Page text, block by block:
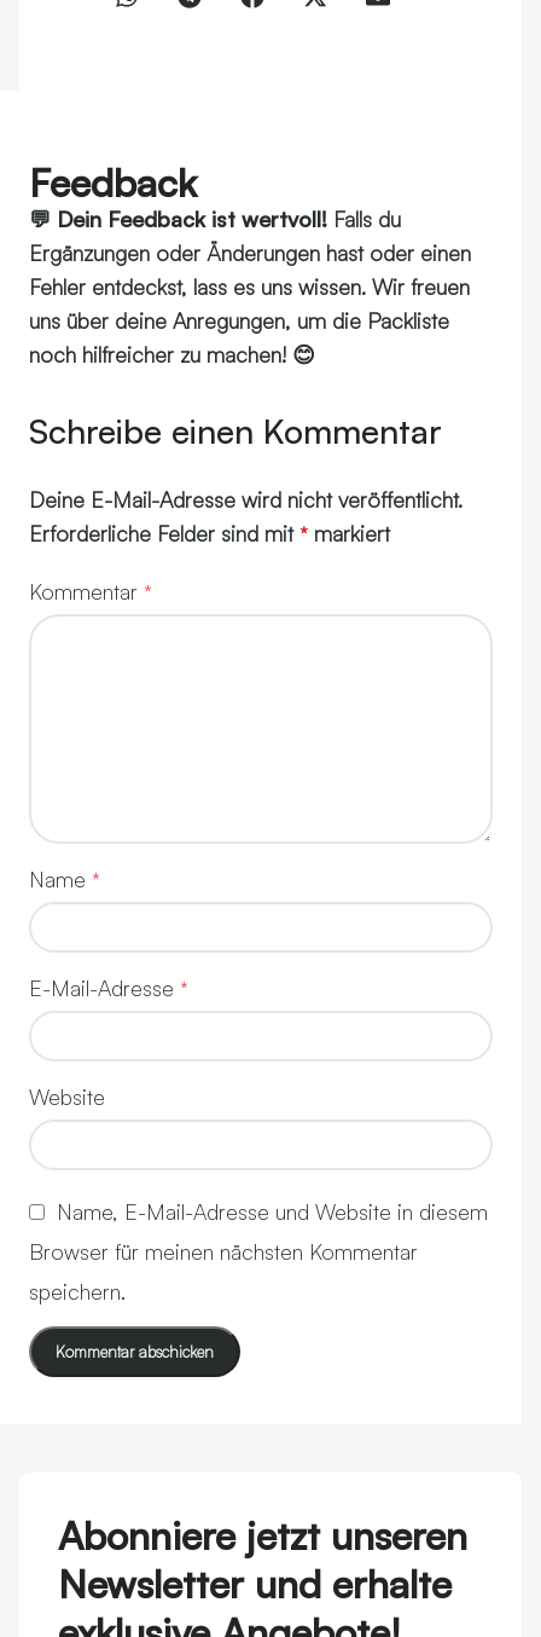
Feedback
💬 Dein Feedback ist wertvoll! Falls du
Ergänzungen oder Änderungen hast oder einen
Fehler entdeckst, lass es uns wissen. Wir freuen
uns über deine Anregungen, um die Packliste
noch hilfreicher zu machen! 😊
Schreibe einen Kommentar
Deine E-Mail-Adresse wird nicht veröffentlicht.
Erforderliche Felder sind mit * markiert
Kommentar *
Name *
E-Mail-Adresse *
Website
Name, E-Mail-Adresse und Website in diesem
Browser für meinen nächsten Kommentar
speichern.
Abonniere jetzt unseren
Newsletter und erhalte